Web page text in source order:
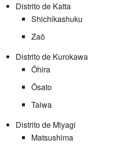
Distrito de Katta
Shichikashuku
Zaō
Distrito de Kurokawa
Ōhira
Ōsato
Taiwa
Distrito de Miyagi
Matsushima